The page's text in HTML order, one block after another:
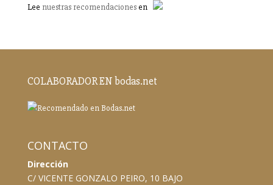
Lee nuestras recomendacionesen
COLABORADOR EN bodas.net
CONTACTO
Dirección
C/ VICENTE GONZALO PEIRO, 10 BAJO